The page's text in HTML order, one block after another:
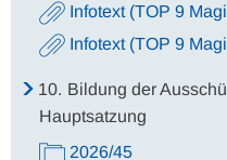
Infotext (TOP 9
Infotext (TOP 9
10. Bildung der
Hauptsatzung
2026/45